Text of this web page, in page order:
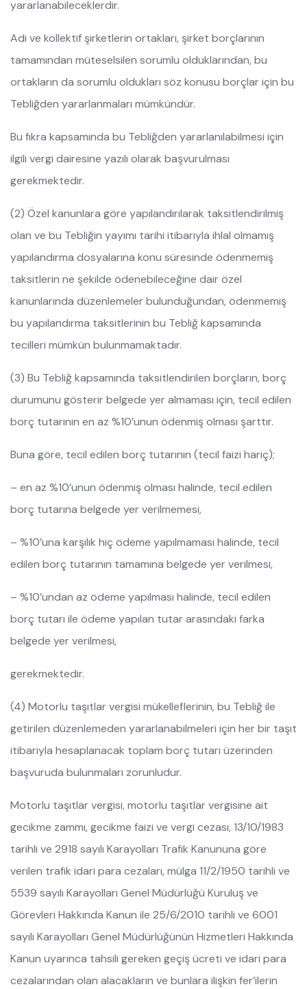
yararlanabileceklerdir.
Adi ve kollektif şirketlerin ortakları, şirket borçlarının
tamamından müteselsilen sorumlu olduklarından, bu
ortakların da sorumlu oldukları söz konusu borçlar için bu
Tebliğden yararlanmaları mümkündür.
Bu fıkra kapsamında bu Tebliğden yararlanılabilmesi için
ilgili vergi dairesine yazılı olarak başvurulması
gerekmektedir.
(2) Özel kanunlara göre yapılandırılarak taksitlendirilmiş
olan ve bu Tebliğin yayımı tarihi itibarıyla ihlal olmamış
yapılandırma dosyalarına konu süresinde ödenmemiş
taksitlerin ne şekilde ödenebileceğine dair özel
kanunlarında düzenlemeler bulunduğundan, ödenmemiş
bu yapılandırma taksitlerinin bu Tebliğ kapsamında
tecilleri mümkün bulunmamaktadır.
(3) Bu Tebliğ kapsamında taksitlendirilen borçların, borç
durumunu gösterir belgede yer almaması için, tecil edilen
borç tutarının en az %10’unun ödenmiş olması şarttır.
Buna göre, tecil edilen borç tutarının (tecil faizi hariç);
– en az %10’unun ödenmiş olması halinde, tecil edilen
borç tutarına belgede yer verilmemesi,
– %10’una karşılık hiç ödeme yapılmaması halinde, tecil
edilen borç tutarının tamamına belgede yer verilmesi,
– %10’undan az ödeme yapılması halinde, tecil edilen
borç tutarı ile ödeme yapılan tutar arasındaki farka
belgede yer verilmesi,
gerekmektedir.
(4) Motorlu taşıtlar vergisi mükelleflerinin, bu Tebliğ ile
getirilen düzenlemeden yararlanabilmeleri için her bir taşıt
itibarıyla hesaplanacak toplam borç tutarı üzerinden
başvuruda bulunmaları zorunludur.
Motorlu taşıtlar vergisi, motorlu taşıtlar vergisine ait
gecikme zammı, gecikme faizi ve vergi cezası, 13/10/1983
tarihli ve 2918 sayılı Karayolları Trafik Kanununa göre
verilen trafik idari para cezaları, mülga 11/2/1950 tarihli ve
5539 sayılı Karayolları Genel Müdürlüğü Kuruluş ve
Görevleri Hakkında Kanun ile 25/6/2010 tarihli ve 6001
sayılı Karayolları Genel Müdürlüğünün Hizmetleri Hakkında
Kanun uyarınca tahsili gereken geçiş ücreti ve idari para
cezalarından olan alacakların ve bunlara ilişkin fer’ilerin